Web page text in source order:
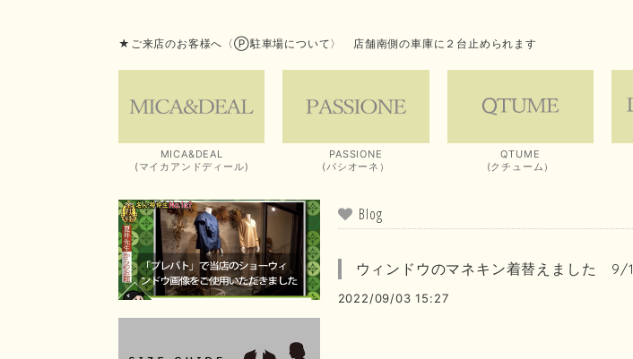
★ご来店のお客様へ〈Ⓟ駐車場について〉 店舗南側の車庫に２台止められます
MICA&DEAL
(マイカアンドディール)
PASSIONE
(パシオーネ）
QTUME
(クチューム）
Blog
ウィンドウのマネキン着替えました 9/1
2022/09/03 15:27